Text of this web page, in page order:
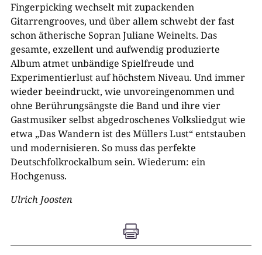
Fingerpicking wechselt mit zupackenden
Gitarrengrooves, und über allem schwebt der fast
schon ätherische Sopran Juliane Weinelts. Das
gesamte, exzellent und aufwendig produzierte
Album atmet unbändige Spielfreude und
Experimentierlust auf höchstem Niveau. Und immer
wieder beeindruckt, wie unvoreingenommen und
ohne Berührungsängste die Band und ihre vier
Gastmusiker selbst abgedroschenes Volksliedgut wie
etwa „Das Wandern ist des Müllers Lust“ entstauben
und modernisieren. So muss das perfekte
Deutschfolkrockalbum sein. Wiederum: ein
Hochgenuss.
Ulrich Joosten
